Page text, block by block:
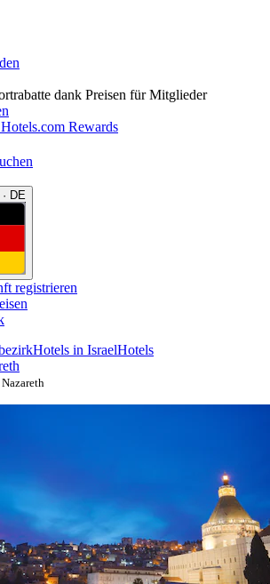
dank Preisen für Mitglieder
Rewards
DE
registrieren
Hotels in IsraelHotels